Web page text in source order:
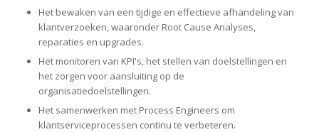
Het bewaken van een tijdige en effectieve afhandeling van
klantverzoeken, waaronder Root Cause Analyses,
reparaties en upgrades.
Het monitoren van KPI's, het stellen van doelstellingen en
het zorgen voor aansluiting op de
organisatiedoelstellingen.
Het samenwerken met Process Engineers om
klantserviceprocessen continu te verbeteren.